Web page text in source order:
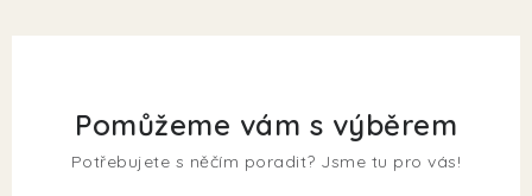
Pomůžeme vám s výběrem
Potřebujete s něčím poradit? Jsme tu pro vás!